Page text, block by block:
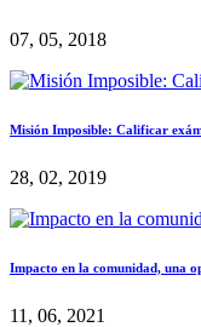
07, 05, 2018
Misión Imposible: Calificar
28, 02, 2019
Impacto en la comunidad, una
11, 06, 2021